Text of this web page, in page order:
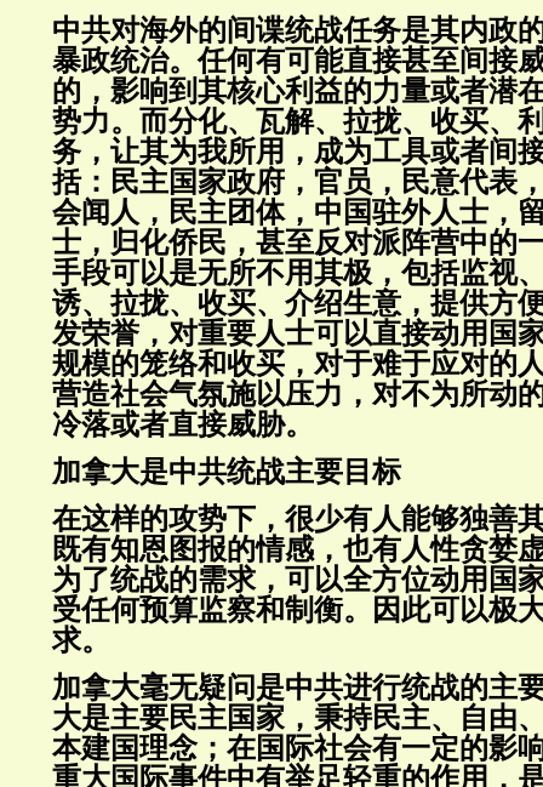
中共对海外的间谍统战任务是其内政
暴政统治。任何有可能直接甚至间接
的，影响到其核心利益的力量或者潜
势力。而分化、瓦解、拉拢、收买、
务，让其为我所用，成为工具或者间
括：民主国家政府，官员，民意代表
会闻人，民主团体，中国驻外人士，
士，归化侨民，甚至反对派阵营中的
手段可以是无所不用其极，包括监视
诱、拉拢、收买、介绍生意，提供方
发荣誉，对重要人士可以直接动用国
规模的笼络和收买，对于难于应对的
营造社会气氛施以压力，对不为所动
冷落或者直接威胁。
加拿大是中共统战主要目标
在这样的攻势下，很少有人能够独善
既有知恩图报的情感，也有人性贪婪
为了统战的需求，可以全方位动用国
受任何预算监察和制衡。因此可以极
求。
加拿大毫无疑问是中共进行统战的主
大是主要民主国家，秉持民主、自由
本建国理念；在国际社会有一定的影
重大国际事件中有举足轻重的作用，